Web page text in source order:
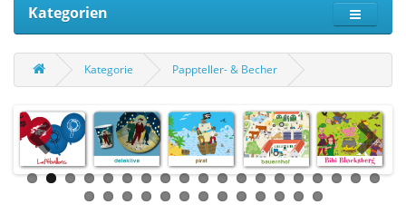
Kategorien
Kategorie Pappteller- & Becher